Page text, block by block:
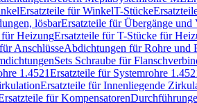
Ersatzteile für WinkelT-Stücke
lösbarErsatzteile für Übergänge und
HeizungErsatzteile für T-Stücke für
AnschlüsseAbdichtungen für Rohre und
Sets Schraube für
1.4521Ersatzteile für Systemrohre
Ersatzteile für Innenliegende
für Kompensatoren